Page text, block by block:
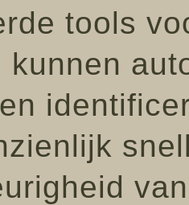
tools
kunnen